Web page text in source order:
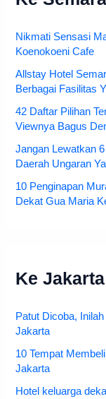
Nikmati Sensasi
Koenokoeni Cafe
Allstay Hotel
Berbagai Fasilitas
42 Daftar Pilihan
Viewnya Bagus
Jangan Lewatkan
Daerah Ungaran
10 Penginapan
Dekat Gua Maria
Ke Jakarta
Patut Dicoba,
Jakarta
10 Tempat
Jakarta
Hotel keluarga